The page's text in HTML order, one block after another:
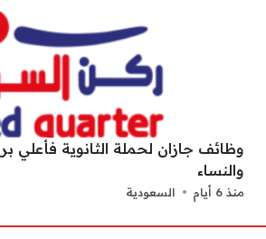
والنساء
منذ 6 أيام السعودية